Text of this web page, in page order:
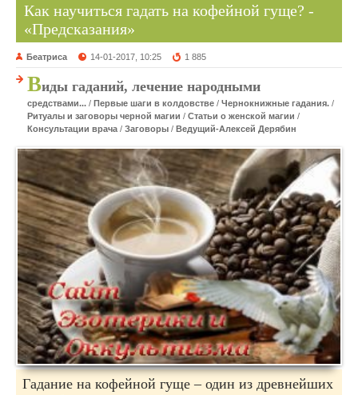
Как научиться гадать на кофейной гуще? -
«Предсказания»
Беатриса 14-01-2017, 10:25 1 885
Виды гаданий, лечение народными
средствами... / Первые шаги в колдовстве / Чернокнижные гадания. /
Ритуалы и заговоры черной магии / Статьи о женской магии /
Консультации врача / Заговоры / Ведущий-Алексей Дерябин
Гадание на кофейной гуще – один из древнейших